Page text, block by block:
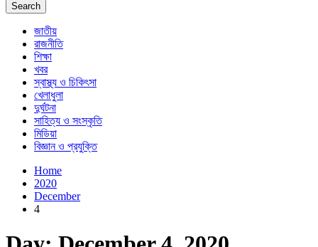
Search
জাতীয়
রাজনীতি
শিক্ষা
খবর
স্বাস্থ্য ও চিকিৎসা
খেলাধুলা
দুর্ঘটনা
সাহিত্য ও সংস্কৃতি
মিডিয়া
বিজ্ঞান ও প্রযুক্তি
Home
2020
December
4